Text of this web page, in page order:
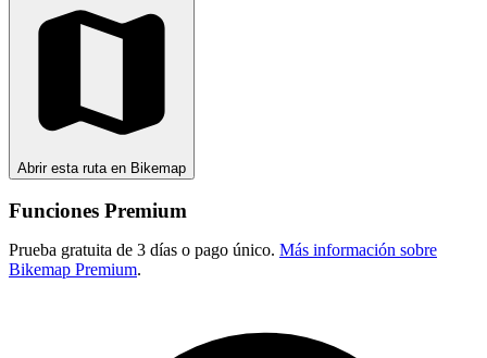
Abrir esta ruta en Bikemap
Funciones Premium
Prueba gratuita de 3 días o pago único. Más información sobre
Bikemap Premium.